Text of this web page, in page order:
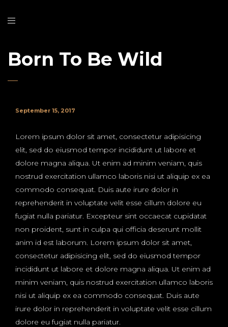
Born To Be Wild
September 15, 2017
Lorem ipsum dolor sit amet, consectetur adipisicing
elit, sed do eiusmod tempor incididunt ut labore et
dolore magna aliqua. Ut enim ad minim veniam, quis
nostrud exercitation ullamco laboris nisi ut aliquip ex ea
commodo consequat. Duis aute irure dolor in
reprehenderit in voluptate velit esse cillum dolore eu
fugiat nulla pariatur. Excepteur sint occaecat cupidatat
non proident, sunt in culpa qui officia deserunt mollit
anim id est laborum. Lorem ipsum dolor sit amet,
consectetur adipisicing elit, sed do eiusmod tempor
incididunt ut labore et dolore magna aliqua. Ut enim ad
minim veniam, quis nostrud exercitation ullamco laboris
nisi ut aliquip ex ea commodo consequat. Duis aute
irure dolor in reprehenderit in voluptate velit esse cillum
dolore eu fugiat nulla pariatur.